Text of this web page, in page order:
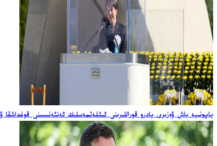
ياپونىيە باش ۋەزىرى يادرو قوراللىرىنى ئىشلەتمەسلىك ئەنئەنىسىنى قوغداشقا